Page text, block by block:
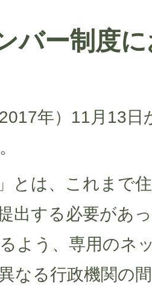
バー制度
年）11月13日
とは、これまで
出する必要があ
よう、専用のネ
なる行政機関の